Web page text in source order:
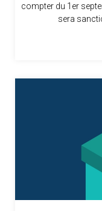
compter du 1er
sera